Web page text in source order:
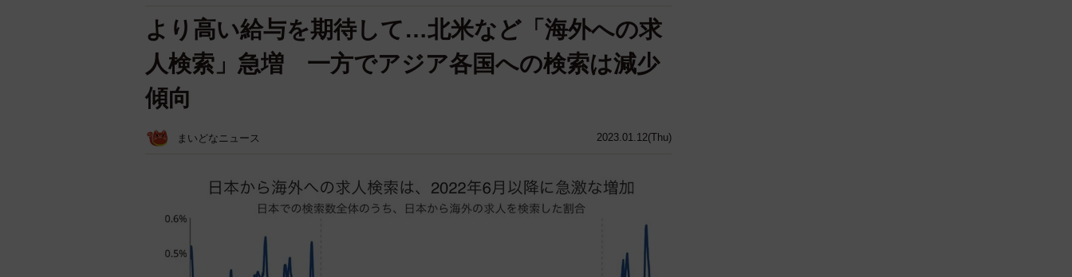
2023.01.12(Thu)
より高い給与を期待して…北米など「海外への求
人検索」急増 一方でアジア各国への検索は減少
傾向
まいどなニュース